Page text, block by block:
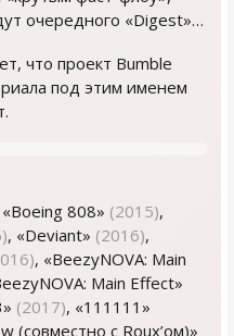
очередного «Digest»…
что проект Bumble
под этим именем
«Boeing 808» (2015),
, «Deviant» (2016),
, «BeezyNOVA: Main
Main Effect»
(2017), «111111»
(совместно с Roux’ом)»